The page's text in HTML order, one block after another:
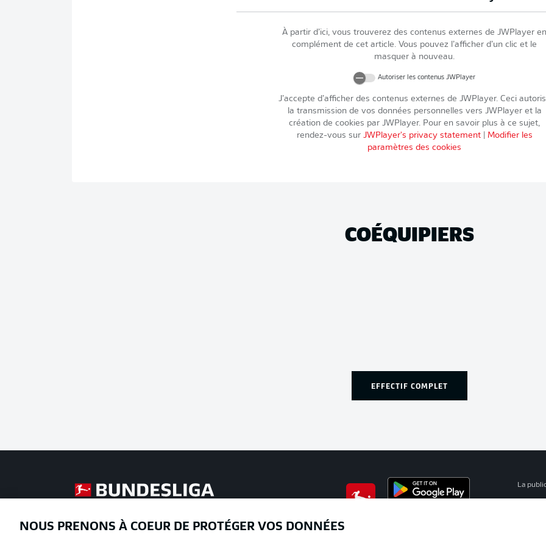
À partir d’ici, vous trouverez des contenus externes de JWPlayer en
complément de cet article. Vous pouvez l’afficher d’un clic et le
masquer à nouveau.
Autoriser les contenus JWPlayer
J’accepte d’afficher des contenus externes de JWPlayer. Ceci
la transmission de vos données personnelles vers JWPlayeret la
création de cookies par JWPlayer. Pour en savoir plus à ce sujet,
rendez-vous sur JWPlayer's privacy statement| Modifier les
paramètres des cookies
COÉQUIPIERS
EFFECTIF COMPLET
La
NOUS PRENONS À COEUR DE PROTÉGER VOS DONNÉES